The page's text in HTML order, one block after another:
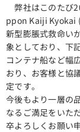
弊社はこのたび
ppon Kaiji Kyokai
新型膨脹式救命い
象としており、下
コンテナ船など幅
おり、お客様と協
定です。
今後もより一層の
なるご満足をいた
卒よろしくお願い